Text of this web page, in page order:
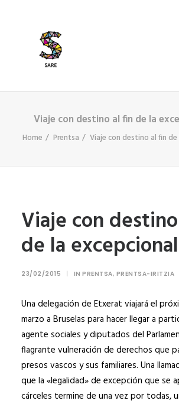
IZAN BIDEA
ZER DA SARE?
DOSIERRAK
SEARCH
Viaje con destino al fin de la
Home Prentsa Viaje con destino al fin
Viaje con
de la
23/02/2015 | IN PRENTSA, PRENTSA-IRITZIA
Una delegación de Etxerat viajará el
marzo a Bruselas para hacer llegar a
agente sociales y diputados del
flagrante vulneración de derechos que
presos vascos y sus familiares. Una
que la «legalidad» de excepción que se
cárceles termine de una vez por todas,